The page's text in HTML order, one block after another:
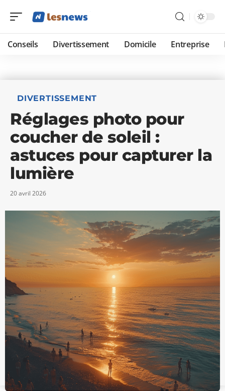
Conseils Divertissement Domicile Entreprise
DIVERTISSEMENT
Réglages photo pour
coucher de soleil :
astuces pour capturer la
lumière
20 avril 2026